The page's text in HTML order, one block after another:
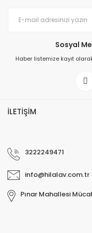
Sosyal
Haber listemize kayıt
İLETİŞİM
3222249471
info@hilalav.com.tr
Pınar Mahallesi